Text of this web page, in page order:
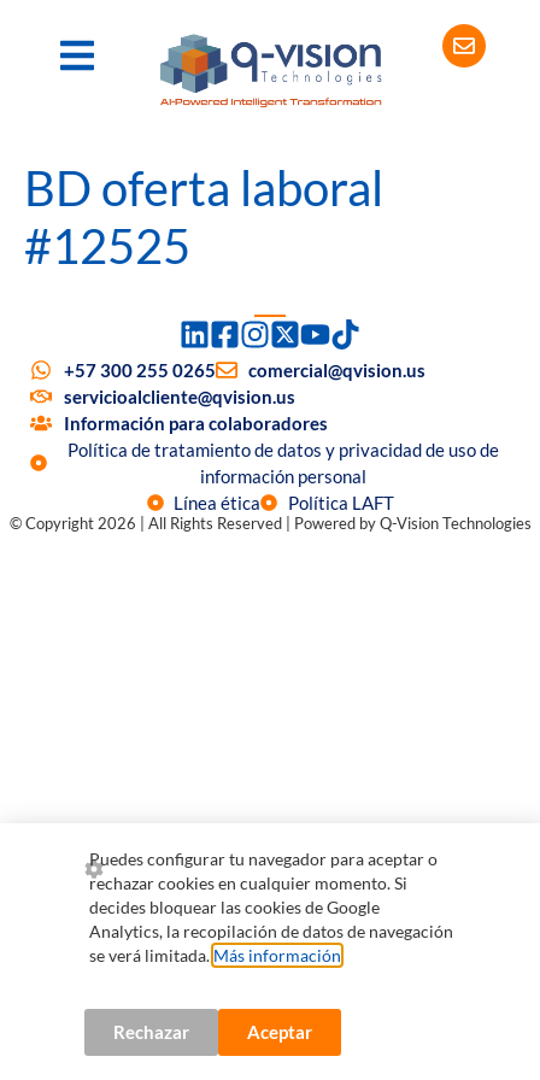
BD oferta laboral
#12525
+57 300 255 0265
comercial@qvision.us
servicioalcliente@qvision.us
Información para colaboradores
Política de tratamiento de datos y privacidad de uso de
información personal
Línea ética
Política LAFT
© Copyright 2026 | All Rights Reserved | Powered by Q-Vision Technologies
Puedes configurar tu navegador para aceptar o
rechazar cookies en cualquier momento. Si
decides bloquear las cookies de Google
Analytics, la recopilación de datos de navegación
se verá limitada. Más información
Rechazar Aceptar